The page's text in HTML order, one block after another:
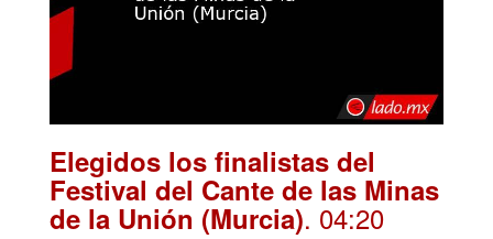
Elegidos los finalistas del
Festival del Cante de las Minas
de la Unión (Murcia). 04:20